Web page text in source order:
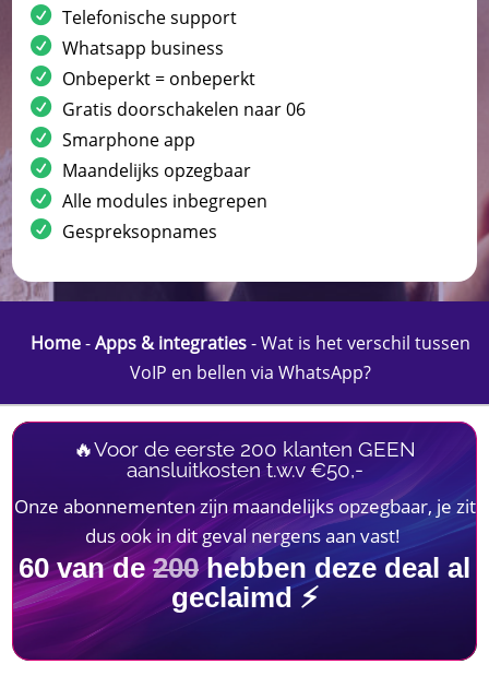
Telefonische support
Whatsapp business
Onbeperkt = onbeperkt
Gratis doorschakelen naar 06
Smarphone app
Maandelijks opzegbaar
Alle modules inbegrepen
Gespreksopnames
Home-Apps & integraties-Wat is het verschil tussen
VoIP en bellen via WhatsApp?
🔥Voor de eerste 200 klanten GEEN
aansluitkosten t.w.v €50,-
Onze abonnementen zijn maandelijks opzegbaar, je zit
dus ook in dit geval nergens aan vast!
60van de200hebben deze deal al
geclaimd ⚡